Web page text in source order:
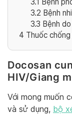
3.2 Bệnh
3.3 Bệnh
4 Thuốc
Docosan
HIV/Giang
Với mong muốn
và sử dụng, bộ